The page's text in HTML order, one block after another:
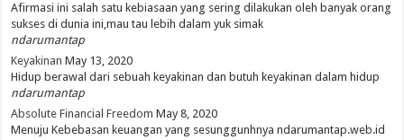
Afirmasi ini salah satu kebiasaan yang sering dilakukan oleh banyak orang
sukses di dunia ini,mau tau lebih dalam yuk simak
ndarumantap
Keyakinan May 13, 2020
Hidup berawal dari sebuah keyakinan dan butuh keyakinan dalam hidup
ndarumantap
Absolute Financial Freedom May 8, 2020
Menuju Kebebasan keuangan yang sesunggunhnya ndarumantap.web.id